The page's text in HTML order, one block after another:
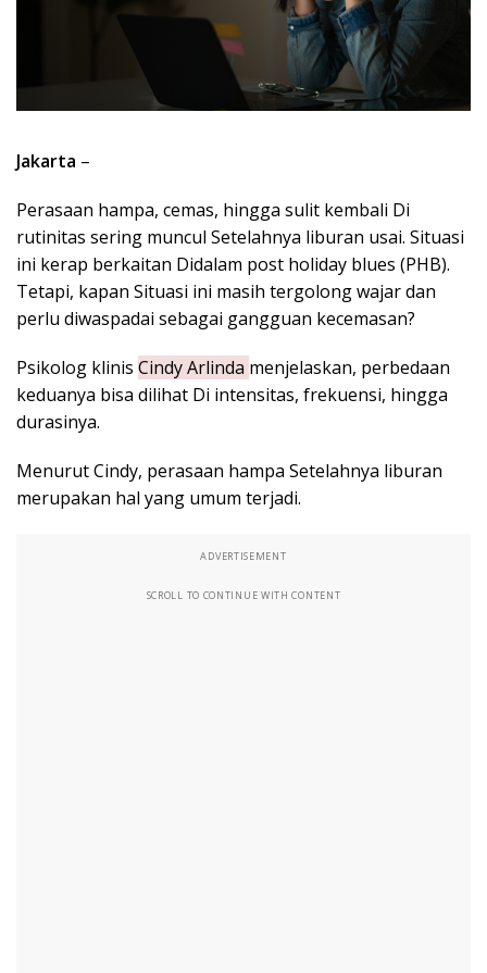
Jakarta –
Perasaan hampa, cemas, hingga sulit kembali Di
rutinitas sering muncul Setelahnya liburan usai. Situasi
ini kerap berkaitan Didalam post holiday blues (PHB).
Tetapi, kapan Situasi ini masih tergolong wajar dan
perlu diwaspadai sebagai gangguan kecemasan?
Psikolog klinis Cindy Arlinda menjelaskan, perbedaan
keduanya bisa dilihat Di intensitas, frekuensi, hingga
durasinya.
Menurut Cindy, perasaan hampa Setelahnya liburan
merupakan hal yang umum terjadi.
ADVERTISEMENT
SCROLL TO CONTINUE WITH CONTENT